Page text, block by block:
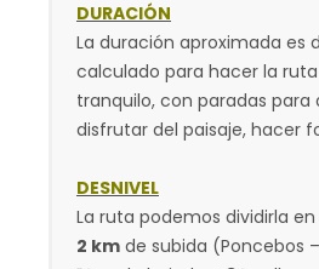
DURACIÓN
La duración aproximada es
calculado para hacer la
tranquilo, con paradas para
disfrutar del paisaje, hacer
DESNIVEL
La ruta podemos dividirla
2 km de subida (Poncebos